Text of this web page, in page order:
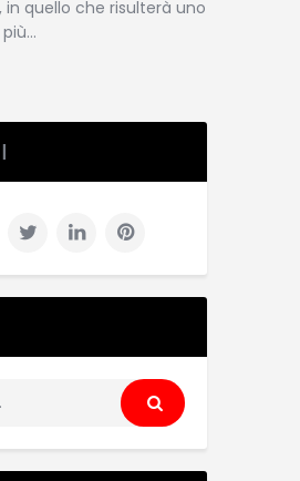
in quello che risulterà uno